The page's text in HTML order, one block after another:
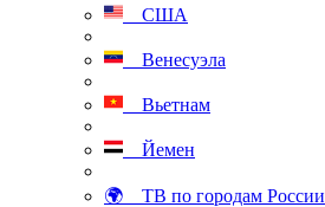
США
Венесуэла
Вьетнам
Йемен
🌍 ТВ по городам России